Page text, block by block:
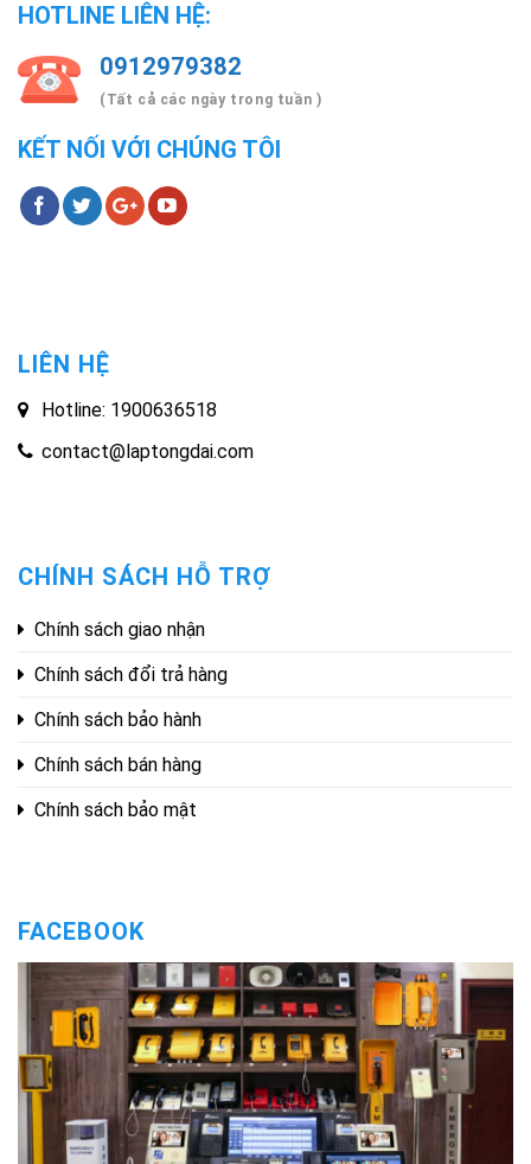
HOTLINE LIÊN HỆ:
0912979382
(Tất cả các ngày trong tuần )
KẾT NỐI VỚI CHÚNG TÔI
LIÊN HỆ
Hotline: 1900636518
contact@laptongdai.com
CHÍNH SÁCH HỖ TRỢ
Chính sách giao nhận
Chính sách đổi trả hàng
Chính sách bảo hành
Chính sách bán hàng
Chính sách bảo mật
FACEBOOK